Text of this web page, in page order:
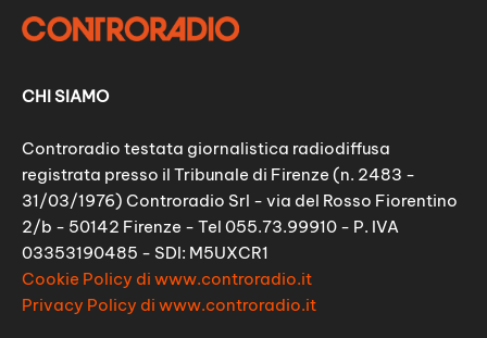
CHI SIAMO
Controradio testata giornalistica radiodiffusa
registrata presso il Tribunale di Firenze (n. 2483 -
31/03/1976) Controradio Srl - via del Rosso Fiorentino
2/b - 50142 Firenze - Tel 055.73.99910 - P. IVA
03353190485 - SDI: M5UXCR1
Cookie Policy di www.controradio.it
Privacy Policy di www.controradio.it